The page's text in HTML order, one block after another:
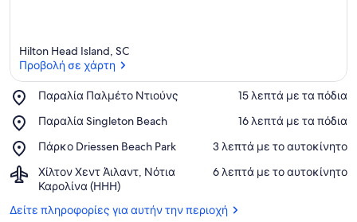
Hilton Head Island, SC
Προβολή σε χάρτη
Παραλία Παλμέτο Ντιούνς
Place,
Παλμέτο
‪15 λεπτά με τα πόδια‬
Παραλία Singleton Beach
Place,
Singleton
‪16 λεπτά με τα πόδια‬
Πάρκο Driessen Beach Park
Place,
Driessen
Beach
Park
‪3 λεπτά με το αυτοκίνητο‬
Χίλτον Χεντ Άιλαντ, Νότια
Καρολίνα (HHH)
Airport,
Χίλτον
Άιλαντ,
‪6 λεπτά με το αυτοκίνητο‬
Δείτε πληροφορίες για αυτήν την περιοχή